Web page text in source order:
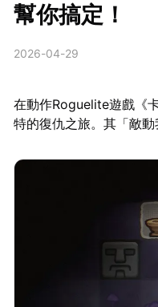
幫你搞定！
2026-04-29
在動作Roguelite遊戲《
特的復仇之旅。其「敵